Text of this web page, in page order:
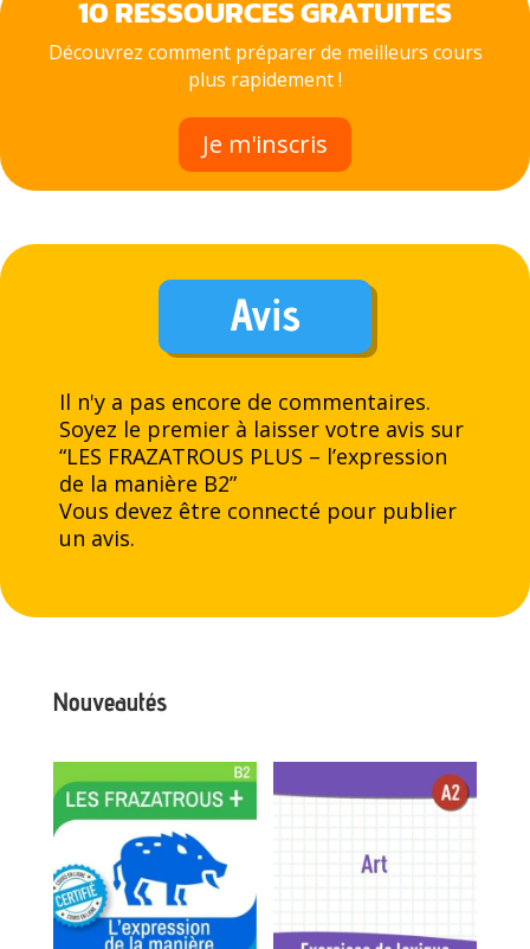
10 RESSOURCES GRATUITES
Découvrez comment préparer de meilleurs cours
plus rapidement !
Je m'inscris
Avis
Il n'y a pas encore de commentaires.
Soyez le premier à laisser votre avis sur
“LES FRAZATROUS PLUS – l’expression
de la manière B2”
Vous devez être connecté pour publier
un avis.
Nouveautés